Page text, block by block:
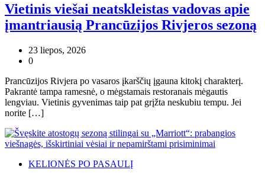
Vietinis viešai neatskleistas vadovas apie
įmantriausią Prancūzijos Rivjeros sezoną
23 liepos, 2026
0
Prancūzijos Rivjera po vasaros įkarščių įgauna kitokį charakterį.
Pakrantė tampa ramesnė, o mėgstamais restoranais mėgautis
lengviau. Vietinis gyvenimas taip pat grįžta neskubiu tempu. Jei
norite […]
KELIONĖS PO PASAULĮ